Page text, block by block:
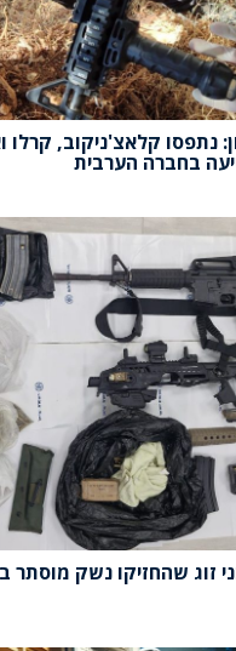
נתפסו קלאצ'ניקוב, קרלו
בחברה הערבית
זוג שהחזיקו נשק מוסתר